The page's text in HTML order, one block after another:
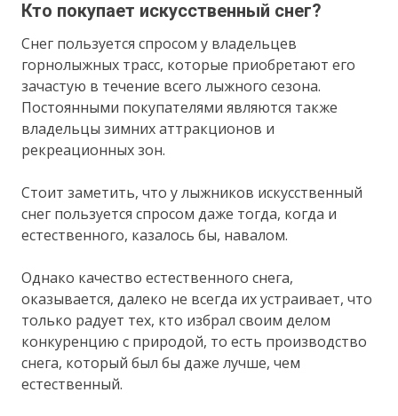
Кто покупает искусственный снег?
Снег пользуется спросом у владельцев
горнолыжных трасс, которые приобретают его
зачастую в течение всего лыжного сезона.
Постоянными покупателями являются также
владельцы зимних аттракционов и
рекреационных зон.
Стоит заметить, что у лыжников искусственный
снег пользуется спросом даже тогда, когда и
естественного, казалось бы, навалом.
Однако качество естественного снега,
оказывается, далеко не всегда их устраивает, что
только радует тех, кто избрал своим делом
конкуренцию с природой, то есть производство
снега, который был бы даже лучше, чем
естественный.